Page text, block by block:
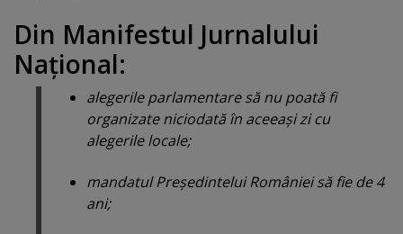
Din Manifestul Jurnalului
Naţional:
alegerile parlamentare să nu poată fi
organizate niciodată în aceeaşi zi cu
alegerile locale;
mandatul Preşedintelui României să fie de 4
ani;